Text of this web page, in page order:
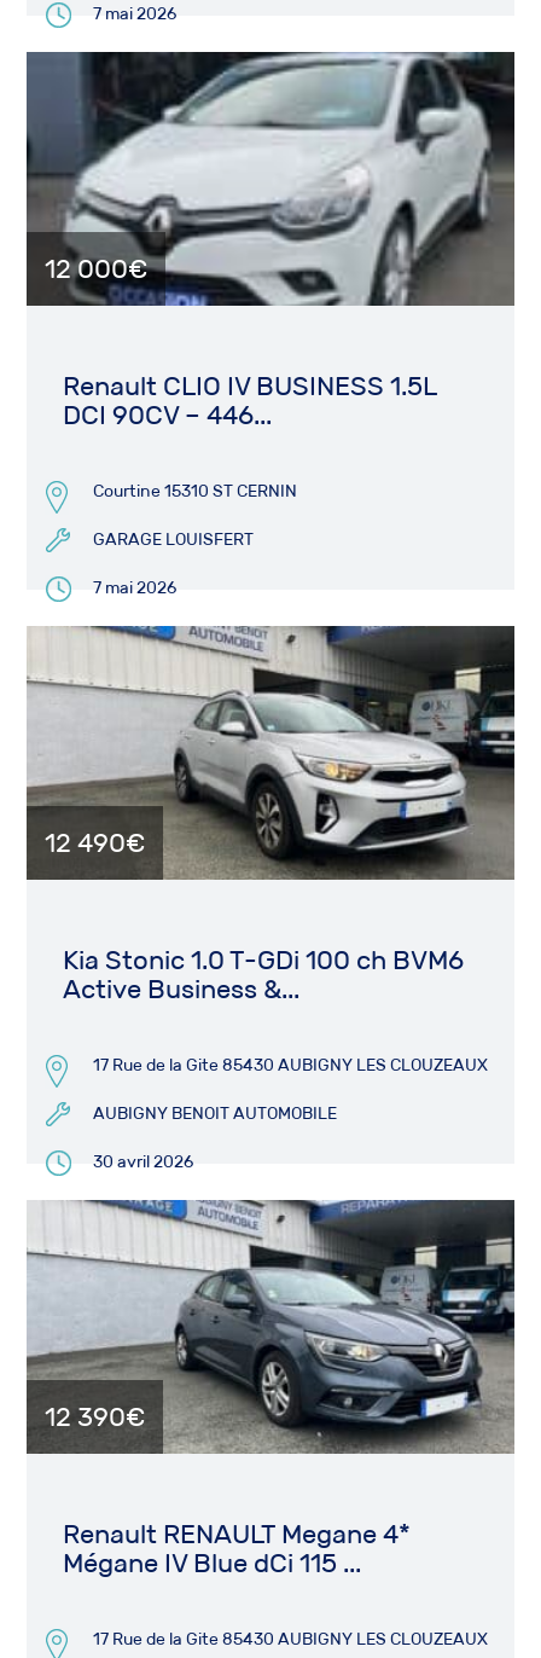
7 mai 2026
12 000€
Renault CLIO IV BUSINESS 1.5L
DCI 90CV – 446...
Courtine 15310 ST CERNIN
GARAGE LOUISFERT
7 mai 2026
12 490€
Kia Stonic 1.0 T-GDi 100 ch BVM6
Active Business &...
17 Rue de la Gite 85430 AUBIGNY LES CLOUZEAUX
AUBIGNY BENOIT AUTOMOBILE
30 avril 2026
12 390€
Renault RENAULT Megane 4*
Mégane IV Blue dCi 115 ...
17 Rue de la Gite 85430 AUBIGNY LES CLOUZEAUX